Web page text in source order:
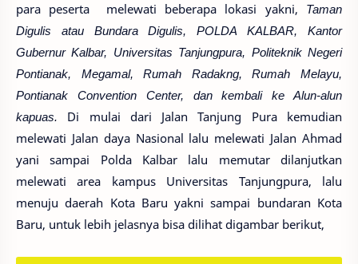
para peserta melewati beberapa lokasi yakni, Taman
Digulis atau Bundara Digulis, POLDA KALBAR, Kantor
Gubernur Kalbar, Universitas Tanjungpura, Politeknik Negeri
Pontianak, Megamal, Rumah Radakng, Rumah Melayu,
Pontianak Convention Center, dan kembali ke Alun-alun
kapuas. Di mulai dari Jalan Tanjung Pura kemudian
melewati Jalan daya Nasional lalu melewati Jalan Ahmad
yani sampai Polda Kalbar lalu memutar dilanjutkan
melewati area kampus Universitas Tanjungpura, lalu
menuju daerah Kota Baru yakni sampai bundaran Kota
Baru, untuk lebih jelasnya bisa dilihat digambar berikut,